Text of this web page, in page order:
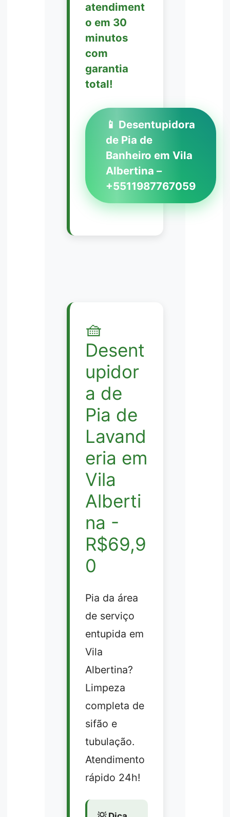
atendiment
o em 30
minutos
com
garantia
total!
📱 Desentupidora
de Pia de
Banheiro em Vila
Albertina –
+5511987767059
🧺
Desent
upidor
a de
Pia de
Lavand
eria em
Vila
Alberti
na -
R$69,9
0
Pia da área
de serviço
entupida em
Vila
Albertina?
Limpeza
completa de
sifão e
tubulação.
Atendimento
rápido 24h!